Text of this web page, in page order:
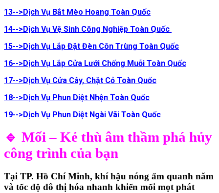
13-->Dịch Vụ Bắt Mèo Hoang Toàn Quốc
14-->Dịch Vụ Vệ Sinh Công Nghiệp Toàn Quốc
15-->Dịch Vụ Lắp Đặt Đèn Côn Trùng Toàn Quốc
16-->Dịch Vụ Lắp Cửa Lưới Chống Muỗi Toàn Quốc
17-->Dịch Vụ Cửa Cây, Chặt Cỏ Toàn Quốc
18-->Dịch Vụ Phun Diệt Nhện Toàn Quốc
19-->Dịch Vụ Phun Diệt Ngài Vãi Toàn Quốc
🔹 Mối – Kẻ thù âm thầm phá hủy
công trình của bạn
Tại TP. Hồ Chí Minh, khí hậu nóng ẩm quanh năm
và tốc độ đô thị hóa nhanh khiến mối mọt phát